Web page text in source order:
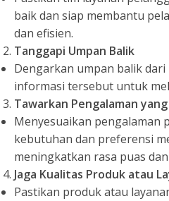
baik dan siap membantu
dan efisien.
Tanggapi Umpan Balik
Dengarkan umpan balik
informasi tersebut untuk
Tawarkan Pengalaman
Menyesuaikan pengalaman
kebutuhan dan preferensi
meningkatkan rasa puas
Jaga Kualitas Produk atau
Pastikan produk atau